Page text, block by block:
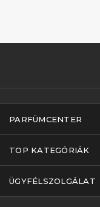
PARFÜMCENTER
TOP KATEGÓRIÁK
ÜGYFÉLSZOLGÁLAT